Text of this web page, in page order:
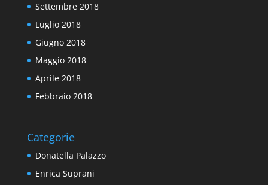
Settembre 2018
Luglio 2018
Giugno 2018
Maggio 2018
Aprile 2018
Febbraio 2018
Categorie
Donatella Palazzo
Enrica Suprani